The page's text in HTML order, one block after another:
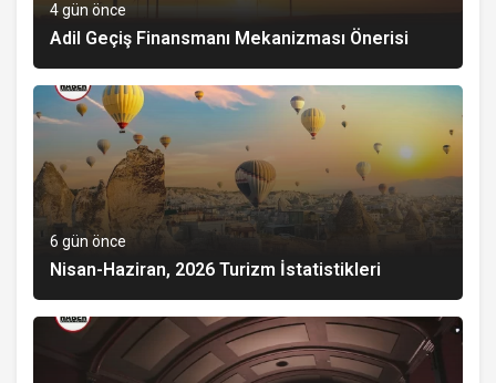
4 gün önce
Adil Geçiş Finansmanı Mekanizması Önerisi
6 gün önce
Nisan-Haziran, 2026 Turizm İstatistikleri